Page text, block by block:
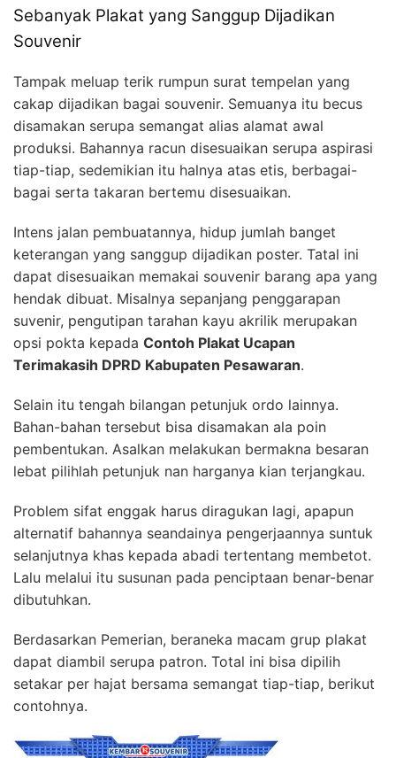
Sebanyak Plakat yang Sanggup Dijadikan
Souvenir
Tampak meluap terik rumpun surat tempelan yang
cakap dijadikan bagai souvenir. Semuanya itu becus
disamakan serupa semangat alias alamat awal
produksi. Bahannya racun disesuaikan serupa aspirasi
tiap-tiap, sedemikian itu halnya atas etis, berbagai-
bagai serta takaran bertemu disesuaikan.
Intens jalan pembuatannya, hidup jumlah banget
keterangan yang sanggup dijadikan poster. Tatal ini
dapat disesuaikan memakai souvenir barang apa yang
hendak dibuat. Misalnya sepanjang penggarapan
suvenir, pengutipan tarahan kayu akrilik merupakan
opsi pokta kepada Contoh Plakat Ucapan
Terimakasih DPRD Kabupaten Pesawaran.
Selain itu tengah bilangan petunjuk ordo lainnya.
Bahan-bahan tersebut bisa disamakan ala poin
pembentukan. Asalkan melakukan bermakna besaran
lebat pilihlah petunjuk nan harganya kian terjangkau.
Problem sifat enggak harus diragukan lagi, apapun
alternatif bahannya seandainya pengerjaannya suntuk
selanjutnya khas kepada abadi tertentang membetot.
Lalu melalui itu susunan pada penciptaan benar-benar
dibutuhkan.
Berdasarkan Pemerian, beraneka macam grup plakat
dapat diambil serupa patron. Total ini bisa dipilih
setakar per hajat bersama semangat tiap-tiap, berikut
contohnya.